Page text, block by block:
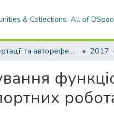
& Collections All of
Дисертації та автореферати дисертацій 2017